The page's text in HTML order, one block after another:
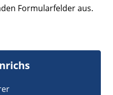
Formularfelder aus.